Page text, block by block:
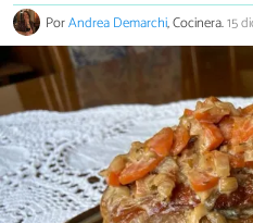
PorAndrea Demarchi, Cocinera.15